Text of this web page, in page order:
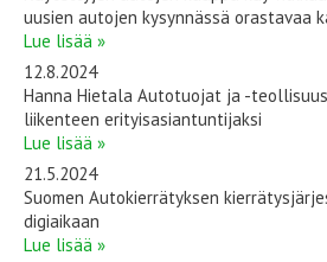
uusien autojen kysynnässä orastavaa
Lue lisää »
12.8.2024
Hanna Hietala Autotuojat ja -
liikenteen erityisasiantuntijaksi
Lue lisää »
21.5.2024
Suomen Autokierrätyksen
digiaikaan
Lue lisää »